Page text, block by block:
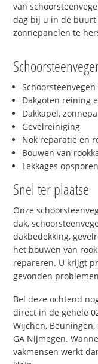
van
dag bij u in de buurt
zonnepanelen te
Dakgoten reining
Dakkapel,
Gevelreiniging
Nok reparatie en
Bouwen van
Lekkages
Snel ter plaatse
Onze
dak,
dakbedekking,
het bouwen van
repareren. U krijgt
gevonden
Bel deze ochtend
direct in de gehele
Wijchen,
GA Nijmegen.
vakmensen werkt